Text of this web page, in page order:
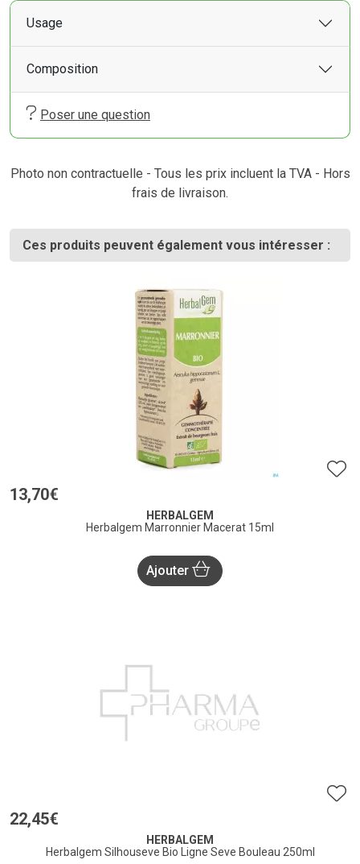
Usage
Composition
Poser une question
Photo non contractuelle - Tous les prix incluent la TVA - Hors
frais de livraison.
Ces produits peuvent également vous intéresser :
13,70€
HERBALGEM
Herbalgem Marronnier Macerat 15ml
Ajouter
22,45€
HERBALGEM
Herbalgem Silhouseve Bio Ligne Seve Bouleau 250ml